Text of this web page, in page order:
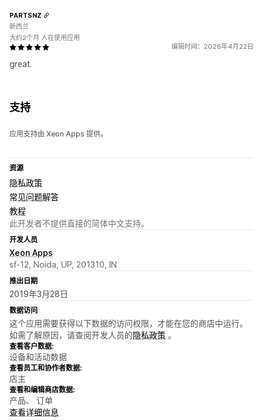
编辑时间：2026年4月22日
great.
PARTSNZ
新西兰
大约2个月 人在使用应用
支持
应用支持由 Xeon Apps 提供。
资源
隐私政策
常见问题解答
教程
此开发者不提供直接的简体中文支持。
开发人员
Xeon Apps
sf-12, Noida, UP, 201310, IN
推出日期
2019年3月28日
数据访问
这个应用需要获得以下数据的访问权限，才能在您的商店中运行。
如需了解原因，请查阅开发人员的隐私政策 。
查看客户数据:
设备和活动数据
查看员工和协作者数据:
店主
查看和编辑商店数据:
产品、 订单
查看详细信息